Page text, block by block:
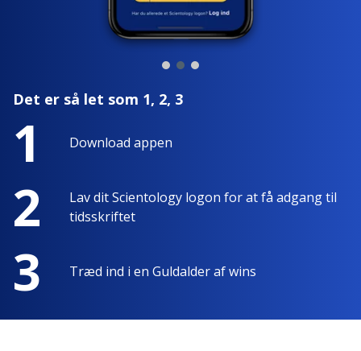
Det er så let som 1, 2, 3
1 Download appen
2
Lav dit Scientology logon for at få adgang til
tidsskriftet
3 Træd ind i en Guldalder af wins